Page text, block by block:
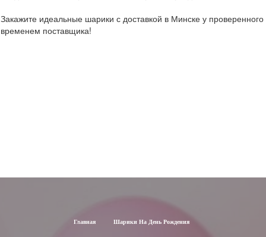
Закажите идеальные шарики с доставкой в Минске у проверенного
временем поставщика!
Главная Шарики На День Рождения